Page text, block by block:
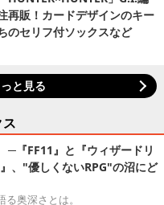
再販！カードデザインのキー
のセリフ付ソックスなど
と見る
ス
─『FF11』と『ウィザードリ
、"優しくないRPG"の沼にど
奥深さとは。